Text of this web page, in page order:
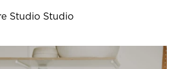
Studio Studio